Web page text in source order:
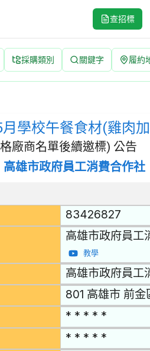
查招標
採購類別 關鍵字 履約
食材(雞肉加工類) 招標公告 | 案
,果實,蔬菜,及油脂 | 招標方式：
學校午餐食材(雞肉
廠商名單後續邀標) 公告
高雄市政府員工消費合作社
83426827
高雄市政府員工
教學
高雄市政府員工
801 高雄市 前
* * * * *
* * * * *